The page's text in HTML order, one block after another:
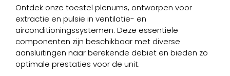
Ontdek onze toestel plenums, ontworpen voor
extractie en pulsie in ventilatie- en
airconditioningssystemen. Deze essentiële
componenten zijn beschikbaar met diverse
aansluitingen naar berekende debiet en bieden zo
optimale prestaties voor de unit.